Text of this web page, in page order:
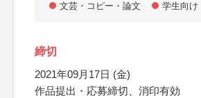
文芸・コピー・論文 学生向け
締切
2021年09月17日 (金)
作品提出・応募締切、消印有効